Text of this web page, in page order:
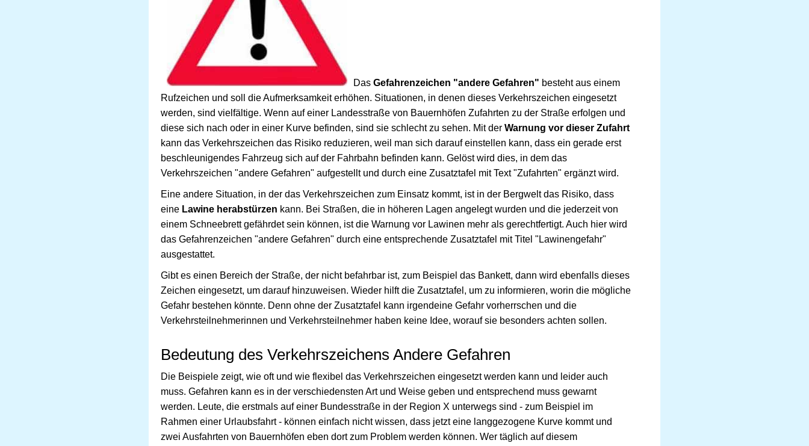
Das Gefahrenzeichen "andere Gefahren" besteht aus einem
Rufzeichen und soll die Aufmerksamkeit erhöhen. Situationen, in denen dieses Verkehrszeichen eingesetzt
werden, sind vielfältige. Wenn auf einer Landesstraße von Bauernhöfen Zufahrten zu der Straße erfolgen und
diese sich nach oder in einer Kurve befinden, sind sie schlecht zu sehen. Mit der Warnung vor dieser Zufahrt
kann das Verkehrszeichen das Risiko reduzieren, weil man sich darauf einstellen kann, dass ein gerade erst
beschleunigendes Fahrzeug sich auf der Fahrbahn befinden kann. Gelöst wird dies, in dem das
Verkehrszeichen "andere Gefahren" aufgestellt und durch eine Zusatztafel mit Text "Zufahrten" ergänzt wird.
Eine andere Situation, in der das Verkehrszeichen zum Einsatz kommt, ist in der Bergwelt das Risiko, dass
eine Lawine herabstürzen kann. Bei Straßen, die in höheren Lagen angelegt wurden und die jederzeit von
einem Schneebrett gefährdet sein können, ist die Warnung vor Lawinen mehr als gerechtfertigt. Auch hier wird
das Gefahrenzeichen "andere Gefahren" durch eine entsprechende Zusatztafel mit Titel "Lawinengefahr"
ausgestattet.
Gibt es einen Bereich der Straße, der nicht befahrbar ist, zum Beispiel das Bankett, dann wird ebenfalls dieses
Zeichen eingesetzt, um darauf hinzuweisen. Wieder hilft die Zusatztafel, um zu informieren, worin die mögliche
Gefahr bestehen könnte. Denn ohne der Zusatztafel kann irgendeine Gefahr vorherrschen und die
Verkehrsteilnehmerinnen und Verkehrsteilnehmer haben keine Idee, worauf sie besonders achten sollen.
Bedeutung des Verkehrszeichens Andere Gefahren
Die Beispiele zeigt, wie oft und wie flexibel das Verkehrszeichen eingesetzt werden kann und leider auch
muss. Gefahren kann es in der verschiedensten Art und Weise geben und entsprechend muss gewarnt
werden. Leute, die erstmals auf einer Bundesstraße in der Region X unterwegs sind - zum Beispiel im
Rahmen einer Urlaubsfahrt - können einfach nicht wissen, dass jetzt eine langgezogene Kurve kommt und
zwei Ausfahrten von Bauernhöfen eben dort zum Problem werden können. Wer täglich auf diesem